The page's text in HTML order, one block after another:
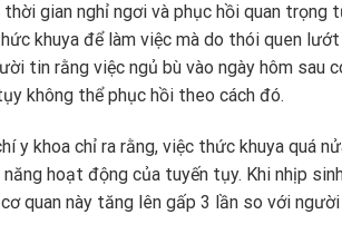
gian nghỉ ngơi và phục hồi quan trọng
khuya để làm việc mà do thói quen
tin rằng việc ngủ bù vào ngày hôm sau
không thể phục hồi theo cách đó.
y khoa chỉ ra rằng, việc thức khuya quá
hoạt động của tuyến tụy. Khi nhịp
quan này tăng lên gấp 3 lần so với người